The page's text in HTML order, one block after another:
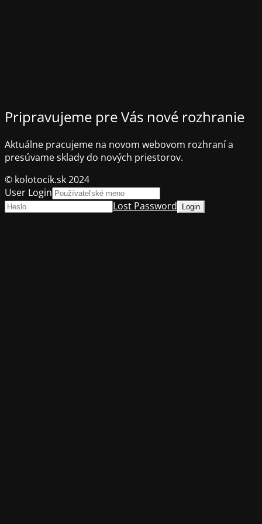
Pripravujeme pre Vás nové rozhranie
Aktuálne pracujeme na novom webovom rozhraní a
presúvame sklady do nových priestorov.
© kolotocik.sk 2024
User Login
Lost Password